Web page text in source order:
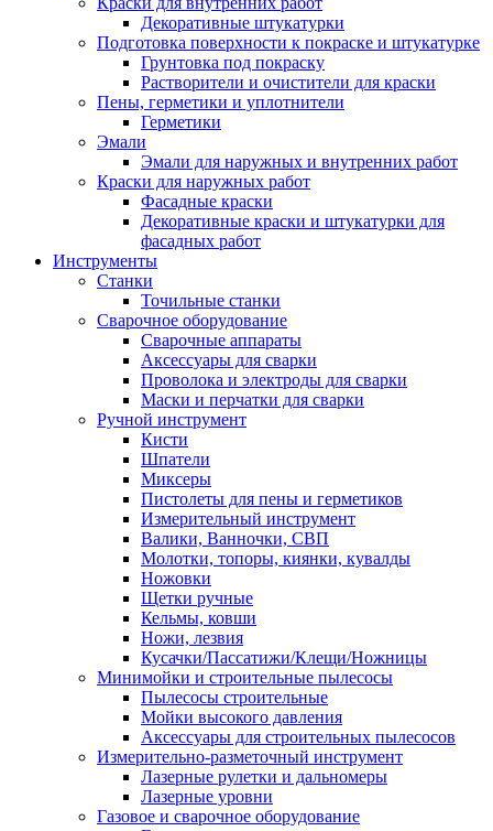
Декоративные штукатурки
Подготовка поверхности к покраске и штукатурке
Грунтовка под покраску
Растворители и очистители для краски
Пены, герметики и уплотнители
Герметики
Эмали
Эмали для наружных и внутренних работ
Краски для наружных работ
Фасадные краски
Декоративные краски и штукатурки для
фасадных работ
Инструменты
Станки
Точильные станки
Сварочное оборудование
Сварочные аппараты
Аксессуары для сварки
Проволока и электроды для сварки
Маски и перчатки для сварки
Ручной инструмент
Кисти
Шпатели
Миксеры
Пистолеты для пены и герметиков
Измерительный инструмент
Валики, Ванночки, СВП
Молотки, топоры, киянки, кувалды
Ножовки
Щетки ручные
Кельмы, ковши
Ножи, лезвия
Кусачки/Пассатижи/Клещи/Ножницы
Минимойки и строительные пылесосы
Пылесосы строительные
Мойки высокого давления
Аксессуары для строительных пылесосов
Измерительно-разметочный инструмент
Лазерные рулетки и дальномеры
Лазерные уровни
Газовое и сварочное оборудование